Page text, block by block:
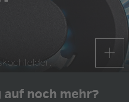
auf noch mehr?